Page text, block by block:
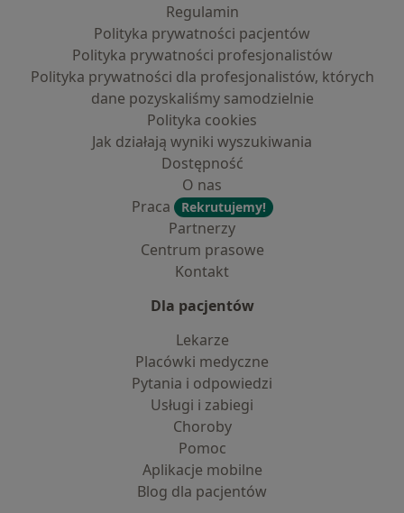
Regulamin
Polityka prywatności pacjentów
Polityka prywatności profesjonalistów
Polityka prywatności dla profesjonalistów, których
dane pozyskaliśmy samodzielnie
Polityka cookies
Jak działają wyniki wyszukiwania
Dostępność
O nas
Praca
Rekrutujemy!
Partnerzy
Centrum prasowe
Kontakt
Dla pacjentów
Lekarze
Placówki medyczne
Pytania i odpowiedzi
Usługi i zabiegi
Choroby
Pomoc
Aplikacje mobilne
Blog dla pacjentów